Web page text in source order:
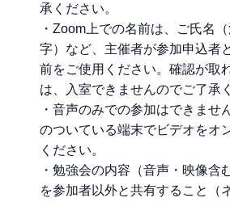
承ください。
・Zoom上での名前は、ご氏名
字）など、主催者が参加申込者
前をご使用ください。確認が取
は、入室できませんのでご了承
・音声のみでの参加はできませ
のついている端末でビデオをオ
ください。
・勉強会の内容（音声・映像含
を参加者以外と共有すること（